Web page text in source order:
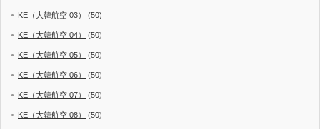
KE（大韓航空 03） (50)
KE（大韓航空 04） (50)
KE（大韓航空 05） (50)
KE（大韓航空 06） (50)
KE（大韓航空 07） (50)
KE（大韓航空 08） (50)